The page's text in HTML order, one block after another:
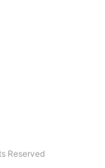
Reserved